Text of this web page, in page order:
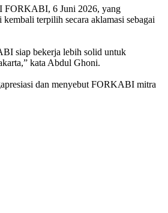
FORKABI, 6 Juni 2026, yang
terpilih secara aklamasi sebagai
siap bekerja lebih solid untuk
kata Abdul Ghoni.
dan menyebut FORKABI mitra